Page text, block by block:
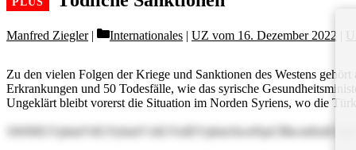
Manfred Ziegler Categories
Internationales | UZ vom 16. Dezember 2022
Zu den vielen Folgen der Kriege und Sanktionen des Westens
Erkrankungen und 50 Todesfälle, wie das syrische
Ungeklärt bleibt vorerst die Situation im Norden Syriens, wo die